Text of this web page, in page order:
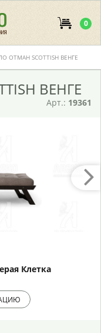
0
ОТМАН SCOTTISH ВЕНГЕ
ВЕНГЕ
Арт.: 19361
Клетка